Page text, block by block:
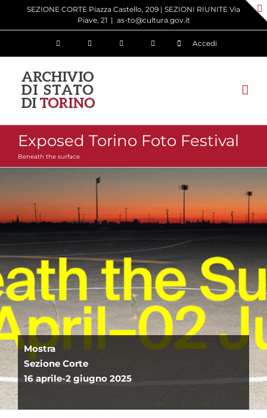
SEZIONE CORTE Piazza Castello, 209 | SEZIONI RIUNITE Via
Piave, 21 | as-to@cultura.gov.it
Accedi
Exposed Torino Foto Festival
Beneath the surface
Mostra
Sezione Corte
16 aprile-2 giugno 2025